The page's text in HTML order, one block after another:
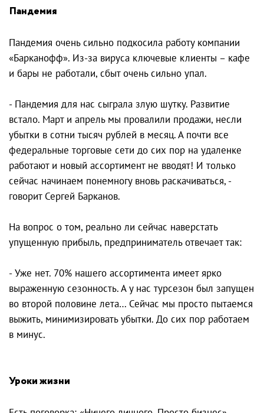
Пандемия
Пандемия очень сильно подкосила работу компании
«Барканофф». Из-за вируса ключевые клиенты – кафе
и бары не работали, сбыт очень сильно упал.
- Пандемия для нас сыграла злую шутку. Развитие
встало. Март и апрель мы провалили продажи, несли
убытки в сотни тысяч рублей в месяц. А почти все
федеральные торговые сети до сих пор на удаленке
работают и новый ассортимент не вводят! И только
сейчас начинаем понемногу вновь раскачиваться, -
говорит Сергей Барканов.
На вопрос о том, реально ли сейчас наверстать
упущенную прибыль, предприниматель отвечает так:
- Уже нет. 70% нашего ассортимента имеет ярко
выраженную сезонность. А у нас турсезон был запущен
во второй половине лета… Сейчас мы просто пытаемся
выжить, минимизировать убытки. До сих пор работаем
в минус.
Уроки жизни